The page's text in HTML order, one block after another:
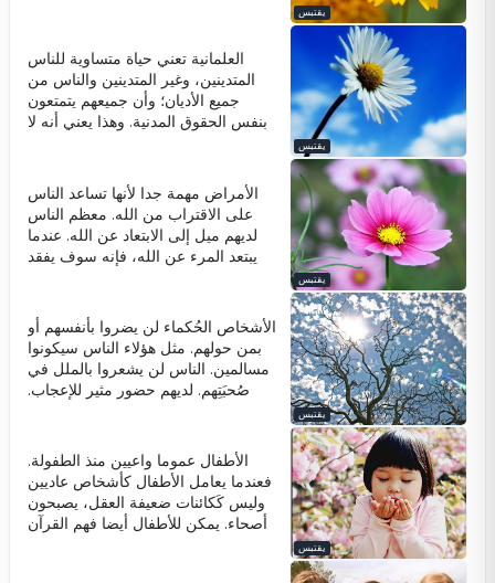
منها المرء.
يقتبس
يقتبس
العلمانية تعني حياة متساوية للناس
المتدينين، وغير المتدينين والناس من
جميع الأديان؛ وأن جميعهم يتمتعون
بنفس الحقوق المدنية. وهذا يعني أنه لا
الملحدين قائلا "كيف يمكنك؟" من غير
المقبول التدخل في خيارات الآخرين في
حياتهم أو ملابسهم. يمكن للمرأة ارتداء
الحجاب إذا أرادت أو تنورة قصيرة إذا
أرادت. الآية التي تقول 'لَكُمۡ دِينُكُمۡ
يقتبس
الأمراض مهمة جدا لأنها تساعد الناس
على الاقتراب من الله. معظم الناس
لديهم ميل إلى الابتعاد عن الله. عندما
يبتعد المرء عن الله، فإنه سوف يفقد
الناس من هذه الخسارة. يبدو أن
الأمراض تجلب المشقة ولكنها في
الواقع تجعل الناس أكثر جمالا.
يقتبس
الأشخاص الحُكماء لن يضروا بأنفسهم أو
بمن حولهم. مثل هؤلاء الناس سيكونوا
مسالمين. الناس لن يشعروا بالملل في
صُحبَتِهم. لديهم حضور مثير للإعجاب.
الناس الحُكماء يكون لهم تأثير مُطَمْئِن
على الآخرين، ويجلبون السكينة إلى
القلوب. عندما يدخل الناس الحُكماء إلى
غرفة، الناس يشعرون بطبيعة الحال أن
قلوبهم في اتصال دائم بالله. الحكمة هي
يقتبس
الأطفال عموما واعيين منذ الطفولة.
فعندما يعامل الأطفال كأشخاص عاديين
وليس كَكائنات ضعيفة العقل، يصبحون
أصحاء. يمكن للأطفال أيضا فهم القرآن